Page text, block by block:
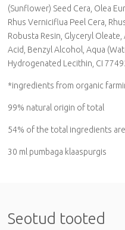
(Sunflower) Seed Cera, Olea
Rhus Verniciflua Peel Cera,
Robusta Resin, Glyceryl
Acid, Benzyl Alcohol, Aqua
Hydrogenated Lecithin, CI
*ingredients from organic
99% natural origin of total
54% of the total ingredients
30 ml pumbaga klaaspurgis
Seotud tooted